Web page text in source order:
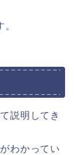
説明してき
わかってい